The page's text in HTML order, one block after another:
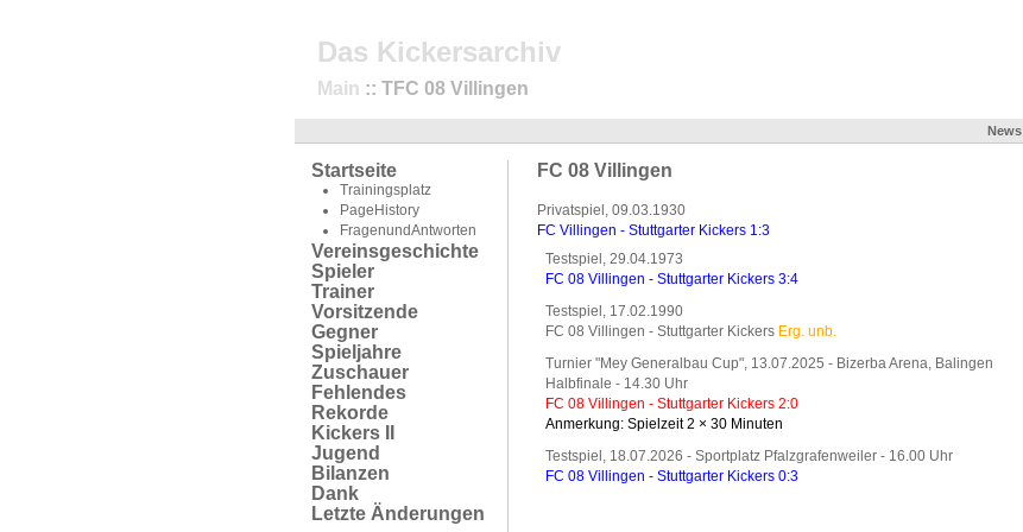
Das Kickersarchiv
Main :: TFC 08 Villingen
News
Startseite
Trainingsplatz
PageHistory
FragenundAntworten
Vereinsgeschichte
Spieler
Trainer
Vorsitzende
Gegner
Spieljahre
Zuschauer
Fehlendes
Rekorde
Kickers II
Jugend
Bilanzen
Dank
Letzte Änderungen
FC 08 Villingen
Privatspiel, 09.03.1930
FC Villingen - Stuttgarter Kickers 1:3
Testspiel, 29.04.1973
FC 08 Villingen - Stuttgarter Kickers 3:4
Testspiel, 17.02.1990
FC 08 Villingen - Stuttgarter Kickers Erg. unb.
Turnier "Mey Generalbau Cup", 13.07.2025 - Bizerba Arena, Balingen
Halbfinale - 14.30 Uhr
FC 08 Villingen - Stuttgarter Kickers 2:0
Anmerkung: Spielzeit 2 × 30 Minuten
Testspiel, 18.07.2026 - Sportplatz Pfalzgrafenweiler - 16.00 Uhr
FC 08 Villingen - Stuttgarter Kickers 0:3